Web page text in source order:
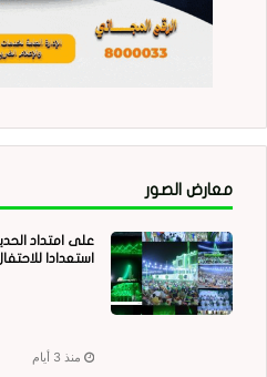
معارض الصور
على امتداد
استعدادا
منذ 3 أيام